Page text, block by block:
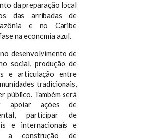
da preparação local
das arribadas de
e no Caribe
na economia azul.
desenvolvimento de
social, produção de
e articulação entre
tradicionais,
público. Também será
apoiar ações de
participar de
e internacionais e
a construção de